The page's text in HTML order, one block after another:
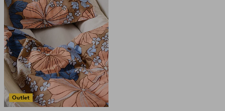
Outlet